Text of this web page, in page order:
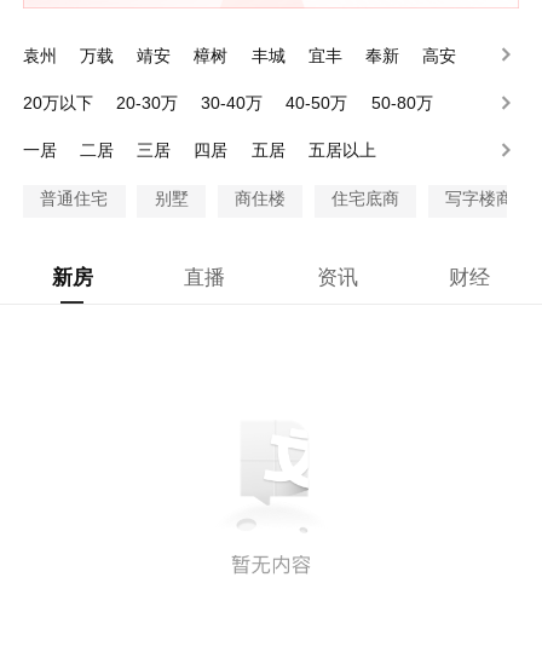
袁州 万载 靖安 樟树 丰城 宜丰 奉新
高安
20万以下
20-30万 30-40万 40-50万
50-80万
一居
二居 三居 四居 五居 五居以上
普通住宅 别墅 商住楼 住宅底商 写字楼商铺
新房 直播 资讯 财经